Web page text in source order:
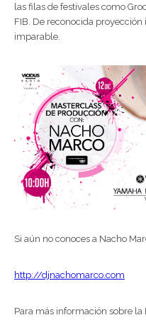
las filas de festivales como
FIB. De reconocida
imparable.
Si aún no conoces a Nacho
http://djnachomarco.com
Para más información sobre